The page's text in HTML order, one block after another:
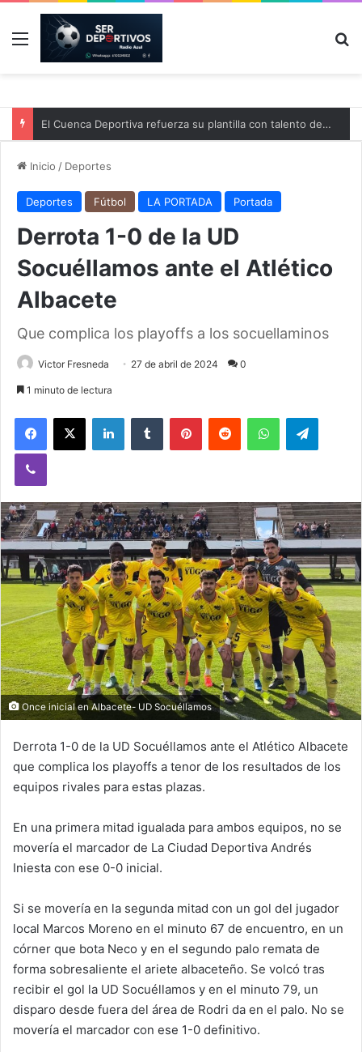
Menú
El Cuenca Deportiva refuerza su plantilla con talento de la comarca
Inicio / Deportes
Deportes Fútbol LA PORTADA Portada
Derrota 1-0 de la UD
Socuéllamos ante el Atlético
Albacete
Que complica los playoffs a los socuellaminos
Victor Fresneda 27 de abril de 2024 0
1 minuto de lectura
Once inicial en Albacete- UD Socuéllamos
Derrota 1-0 de la UD Socuéllamos ante el Atlético Albacete
que complica los playoffs a tenor de los resultados de los
equipos rivales para estas plazas.
En una primera mitad igualada para ambos equipos, no se
movería el marcador de La Ciudad Deportiva Andrés
Iniesta con ese 0-0 inicial.
Si se movería en la segunda mitad con un gol del jugador
local Marcos Moreno en el minuto 67 de encuentro, en un
córner que bota Neco y en el segundo palo remata de
forma sobresaliente el ariete albaceteño. Se volcó tras
recibir el gol la UD Socuéllamos y en el minuto 79, un
disparo desde fuera del área de Rodri da en el palo. No se
movería el marcador con ese 1-0 definitivo.